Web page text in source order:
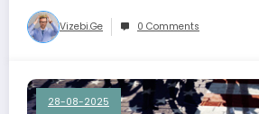
Vizebi.ge 0 Comments
28-08-2025